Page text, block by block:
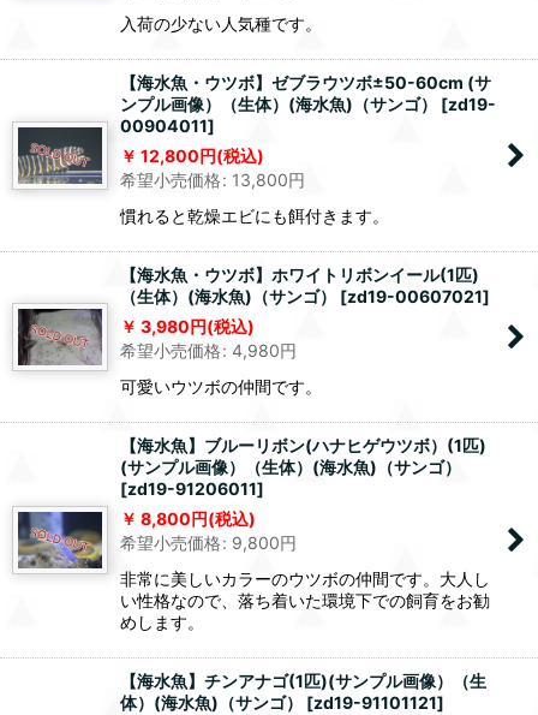
入荷の少ない人気種です。
【海水魚・ウツボ】ゼブラウツボ±50-60cm (サ
ンプル画像）（生体）(海水魚)（サンゴ）
[zd19-
00904011]
12,800円(税込)
希望小売価格: 13,800円
慣れると乾燥エビにも餌付きます。
【海水魚・ウツボ】ホワイトリボンイール(1匹)
（生体）(海水魚)（サンゴ）
[zd19-00607021]
3,980円(税込)
希望小売価格: 4,980円
可愛いウツボの仲間です。
【海水魚】ブルーリボン(ハナヒゲウツボ）(1匹)
(サンプル画像）（生体）(海水魚)（サンゴ）
[zd19-91206011]
8,800円(税込)
希望小売価格: 9,800円
非常に美しいカラーのウツボの仲間です。大人し
い性格なので、落ち着いた環境下での飼育をお勧
めします。
【海水魚】チンアナゴ(1匹)(サンプル画像）（生
体）(海水魚)（サンゴ）
[zd19-91101121]